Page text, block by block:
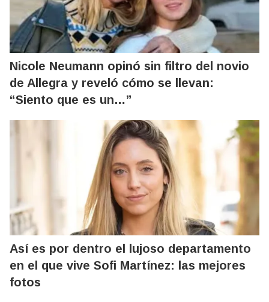
Nicole Neumann opinó sin filtro del novio
de Allegra y reveló cómo se llevan:
“Siento que es un…”
Así es por dentro el lujoso departamento
en el que vive Sofi Martínez: las mejores
fotos